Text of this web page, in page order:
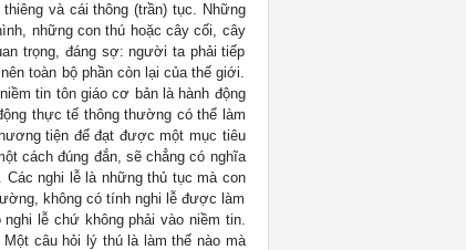
và cái thông (trần) tục. Những
những con thú hoặc cây cối, cây
trọng, đáng sợ: người ta phải tiếp
toàn bộ phần còn lại của thế giới.
tin tôn giáo cơ bản là hành động
thực tế thông thường có thể làm
tiện để đạt được một mục tiêu
cách đúng đắn, sẽ chẳng có nghĩa
nghi lễ là những thủ tục mà con
không có tính nghi lễ được làm
lễ chứ không phải vào niềm tin.
câu hỏi lý thú là làm thế nào mà